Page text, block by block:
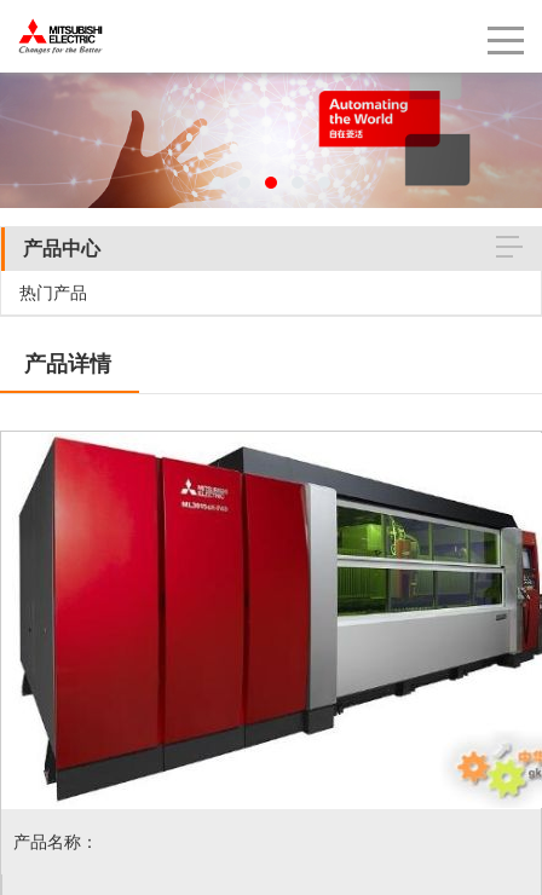
产品中心
热门产品
产品详情
产品名称：